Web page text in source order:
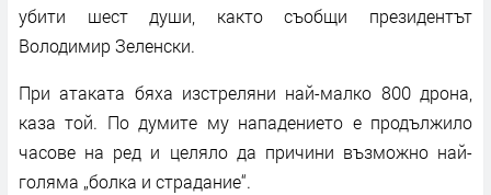
убити шест души, както съобщи президентът
Володимир Зеленски.
При атаката бяха изстреляни най-малко 800 дрона,
каза той. По думите му нападението е продължило
часове на ред и целяло да причини възможно най-
голяма „болка и страдание“.